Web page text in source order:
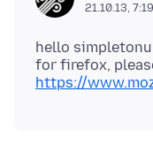
21.10.13,
hello
for firefox,
https://